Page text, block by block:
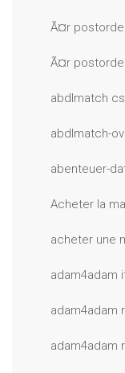
Ã¤r
Ã¤r
abdlmatch
abdlmatch-
abenteuer-
Acheter la
acheter une
adam4adam
adam4adam
adam4adam